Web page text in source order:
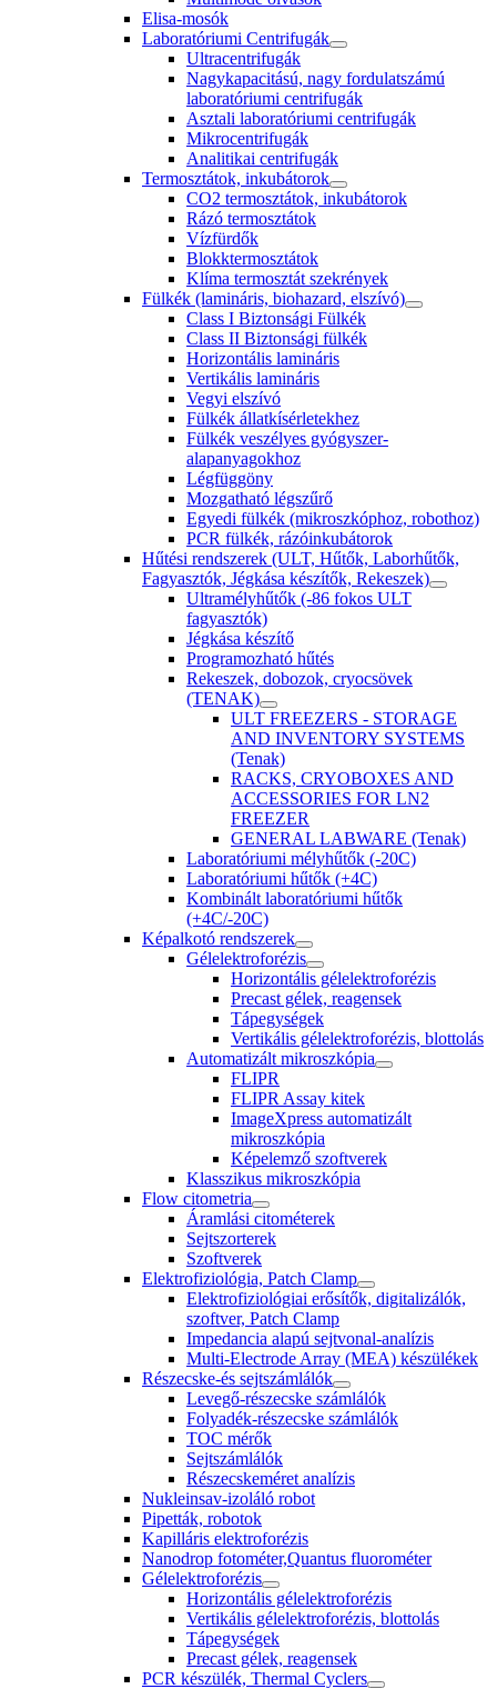
Elisa-mosók
Laboratóriumi Centrifugák
Ultracentrifugák
Nagykapacitású, nagy fordulatszámú
laboratóriumi centrifugák
Asztali laboratóriumi centrifugák
Mikrocentrifugák
Analitikai centrifugák
Termosztátok, inkubátorok
CO2 termosztátok, inkubátorok
Rázó termosztátok
Vízfürdők
Blokktermosztátok
Klíma termosztát szekrények
Fülkék (lamináris, biohazard, elszívó)
Class I Biztonsági Fülkék
Class II Biztonsági fülkék
Horizontális lamináris
Vertikális lamináris
Vegyi elszívó
Fülkék állatkísérletekhez
Fülkék veszélyes gyógyszer-
alapanyagokhoz
Légfüggöny
Mozgatható légszűrő
Egyedi fülkék (mikroszkóphoz, robothoz)
PCR fülkék, rázóinkubátorok
Hűtési rendszerek (ULT, Hűtők, Laborhűtők,
Fagyasztók, Jégkása készítők, Rekeszek)
Ultramélyhűtők (-86 fokos ULT
fagyasztók)
Jégkása készítő
Programozható hűtés
Rekeszek, dobozok, cryocsövek
(TENAK)
ULT FREEZERS - STORAGE
AND INVENTORY SYSTEMS
(Tenak)
RACKS, CRYOBOXES AND
ACCESSORIES FOR LN2
FREEZER
GENERAL LABWARE (Tenak)
Laboratóriumi mélyhűtők (-20C)
Laboratóriumi hűtők (+4C)
Kombinált laboratóriumi hűtők
(+4C/-20C)
Képalkotó rendszerek
Gélelektroforézis
Horizontális gélelektroforézis
Precast gélek, reagensek
Tápegységek
Vertikális gélelektroforézis, blottolás
Automatizált mikroszkópia
FLIPR
FLIPR Assay kitek
ImageXpress automatizált
mikroszkópia
Képelemző szoftverek
Klasszikus mikroszkópia
Flow citometria
Áramlási citométerek
Sejtszorterek
Szoftverek
Elektrofiziológia, Patch Clamp
Elektrofiziológiai erősítők, digitalizálók,
szoftver, Patch Clamp
Impedancia alapú sejtvonal-analízis
Multi-Electrode Array (MEA) készülékek
Részecske-és sejtszámlálók
Levegő-részecske számlálók
Folyadék-részecske számlálók
TOC mérők
Sejtszámlálók
Részecskeméret analízis
Nukleinsav-izoláló robot
Pipetták, robotok
Kapilláris elektroforézis
Nanodrop fotométer,Quantus fluorométer
Gélelektroforézis
Horizontális gélelektroforézis
Vertikális gélelektroforézis, blottolás
Tápegységek
Precast gélek, reagensek
PCR készülék, Thermal Cyclers